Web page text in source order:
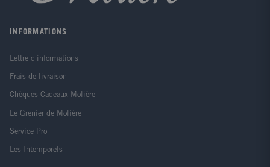
INFORMATIONS
Lettre d'informations
Frais de livraison
Chèques Cadeaux Molière
Le Grenier de Molière
Service Pro
Les Intemporels